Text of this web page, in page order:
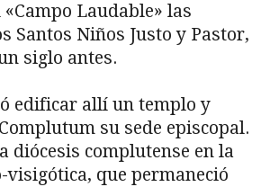
Laudable» las
Santos Niños Justo y Pastor,
siglo antes.
edificar allí un templo y
su sede episcopal.
diócesis complutense en la
visigótica, que permaneció